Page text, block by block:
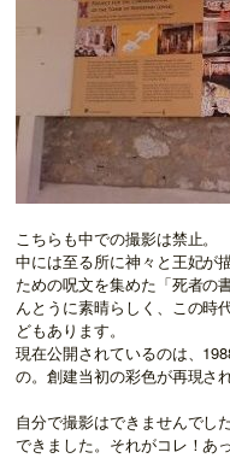
こちらも中での撮影は禁止。
中には至る所に神々と王妃が
ための呪文を集めた「死者の
んとうに素晴らしく、この時
どもあります。
現在公開されているのは、
の。創建当初の彩色が再現さ
自分で撮影はできませんでし
できました。それがコレ！あ